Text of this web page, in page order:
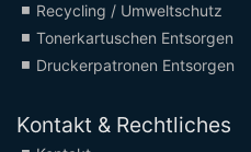
Recycling / Umweltschutz
Tonerkartuschen Entsorgen
Druckerpatronen Entsorgen
Kontakt & Rechtliches